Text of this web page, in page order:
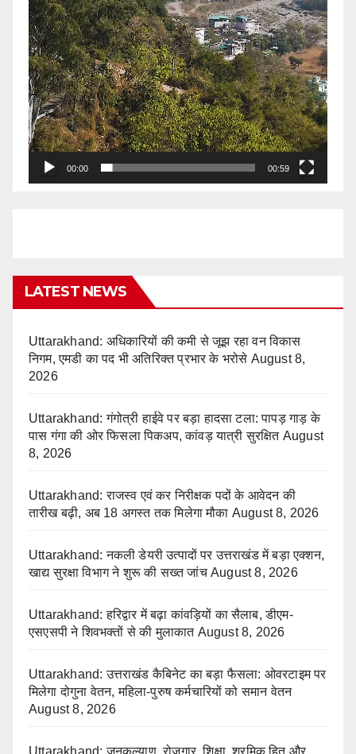
00:00 00:59
LATEST NEWS
Uttarakhand: अधिकारियों की कमी से जूझ रहा वन विकास
निगम, एमडी का पद भी अतिरिक्त प्रभार के भरोसे August 8,
2026
Uttarakhand: गंगोत्री हाईवे पर बड़ा हादसा टला: पापड़ गाड़ के
पास गंगा की ओर फिसला पिकअप, कांवड़ यात्री सुरक्षित August
8, 2026
Uttarakhand: राजस्व एवं कर निरीक्षक पदों के आवेदन की
तारीख बढ़ी, अब 18 अगस्त तक मिलेगा मौका August 8, 2026
Uttarakhand: नकली डेयरी उत्पादों पर उत्तराखंड में बड़ा एक्शन,
खाद्य सुरक्षा विभाग ने शुरू की सख्त जांच August 8, 2026
Uttarakhand: हरिद्वार में बढ़ा कांवड़ियों का सैलाब, डीएम-
एसएसपी ने शिवभक्तों से की मुलाकात August 8, 2026
Uttarakhand: उत्तराखंड कैबिनेट का बड़ा फैसला: ओवरटाइम पर
मिलेगा दोगुना वेतन, महिला-पुरुष कर्मचारियों को समान वेतन
August 8, 2026